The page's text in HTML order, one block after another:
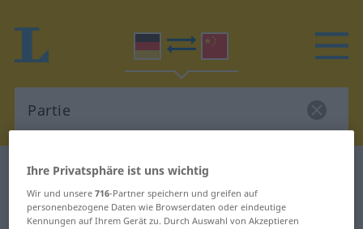
Deutsch-Chinesisch Wörterbuch
Deutsch-Chinesisch Übersetzung
Ihre Privatsphäre ist uns wichtig
Wir und unsere716-Partner speichern und greifen auf
personenbezogene Daten wie Browserdaten oder eindeutige
Kennungen auf Ihrem Gerät zu. Durch Auswahl von Akzeptieren